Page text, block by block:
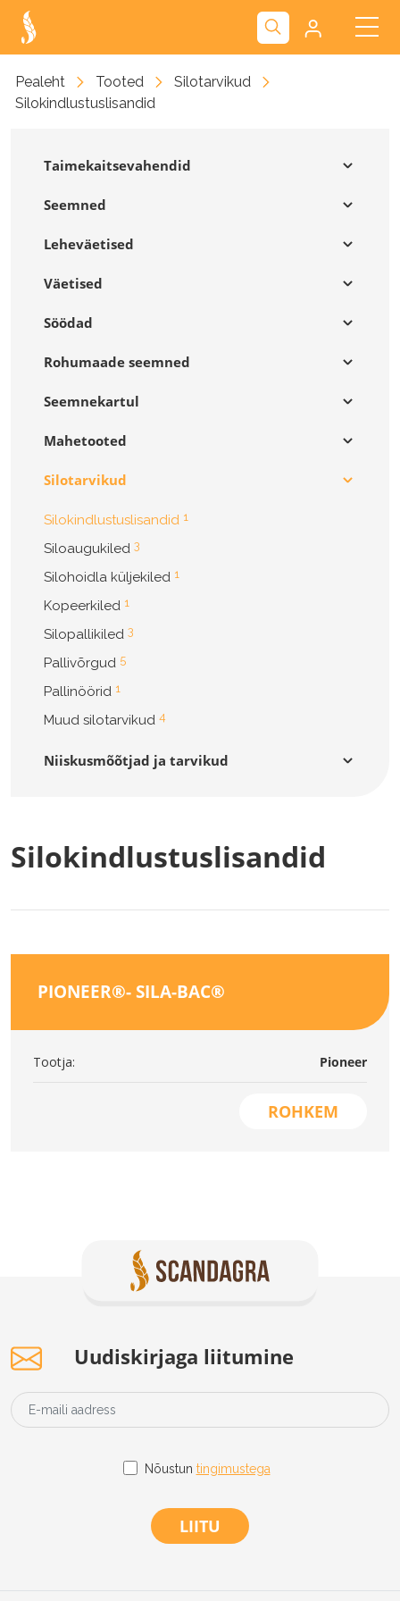
Kliendiportaal
Pealeht Tooted
Silotarvikud
Silokindlustuslisandid
Taimekaitsevahendid
Seemned
Leheväetised
Väetised
Söödad
Rohumaade seemned
Seemnekartul
Mahetooted
Silotarvikud
Silokindlustuslisandid 1
Siloaugukiled 3
Silohoidla küljekiled 1
Kopeerkiled 1
Silopallikiled 3
Pallivõrgud 5
Pallinöörid 1
Muud silotarvikud 4
Niiskusmõõtjad ja tarvikud
Silokindlustuslisandid
PIONEER®- SILA-BAC®
Tootja: Pioneer
ROHKEM
Uudiskirjaga liitumine
Nõustun tingimustega
LIITU